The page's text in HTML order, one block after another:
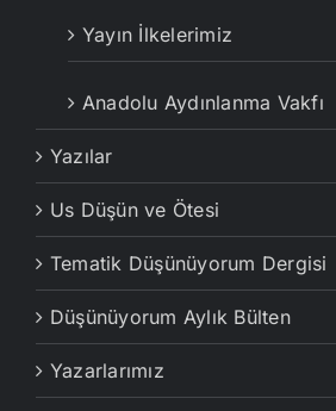
Yayın İlkelerimiz
Anadolu Aydınlanma Vakfı
Yazılar
Us Düşün ve Ötesi
Tematik Düşünüyorum Dergisi
Düşünüyorum Aylık Bülten
Yazarlarımız